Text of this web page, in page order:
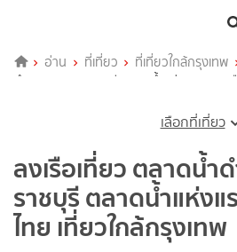
อ่าน ที่เที่ยว ที่เที่ยวใกล้กรุงเทพ
ดำเนินสะดวก ราชบุรี ตลาดน้ำแห่งแรกของเ
เลือกที่เที่ยว
ลงเรือเที่ยว ตลาดน้ำ
ราชบุรี ตลาดน้ำแห่งแ
ไทย เที่ยวใกล้กรุงเทพ